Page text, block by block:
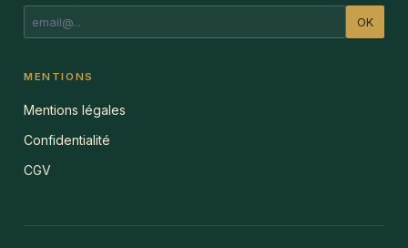
OK
MENTIONS
Mentions légales
Confidentialité
CGV